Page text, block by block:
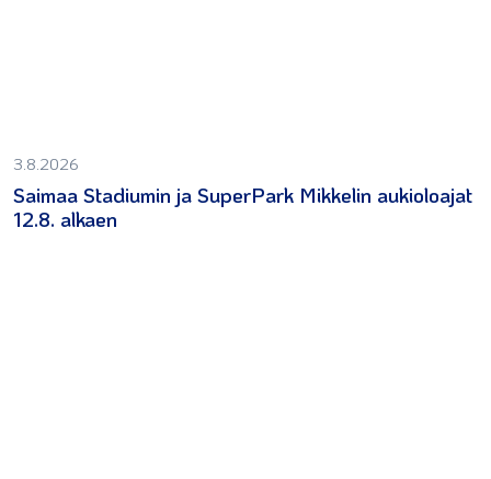
3.8.2026
Saimaa Stadiumin ja SuperPark Mikkelin aukioloajat
12.8. alkaen